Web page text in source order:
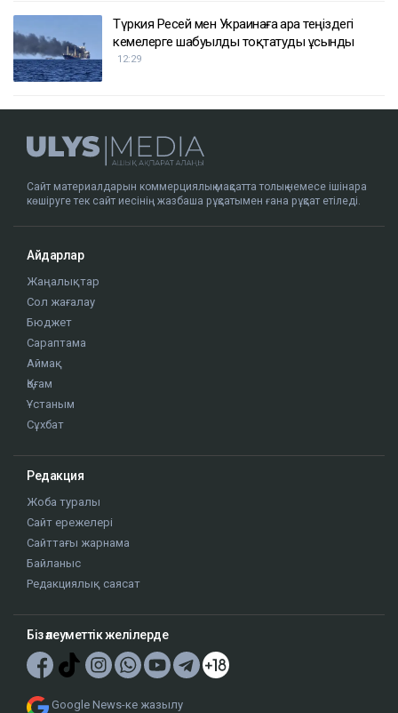
Түркия Ресей мен Украинаға Қара теңіздегі
кемелерге шабуылды тоқтатуды ұсынды
12:29
Сайт материалдарын коммерциялық мақсатта толық немесе ішінара
көшіруге тек сайт иесінің жазбаша рұқсатымен ғана рұқсат етіледі.
Айдарлар
Жаңалықтар
Сол жағалау
Бюджет
Сараптама
Аймақ
Қоғам
Ұстаным
Сұхбат
Редакция
Жоба туралы
Сайт ережелері
Сайттағы жарнама
Байланыс
Редакциялық саясат
Біз әлеуметтік желілерде
Google News-ке жазылу